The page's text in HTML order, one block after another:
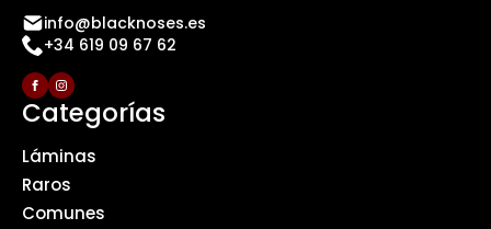
info@blacknoses.es
+34 619 09 67 62
Categorías
Láminas
Raros
Comunes